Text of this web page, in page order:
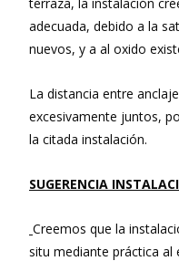
adecuada, debido a la
nuevos, y a al oxido
La distancia entre
excesivamente juntos,
la citada instalación.
SUGERENCIA
Creemos que la
situ mediante práctica al